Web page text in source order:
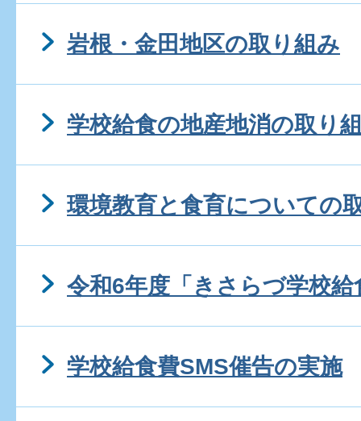
岩根・金田地区の取り組み
学校給食の地産地消の取り
環境教育と食育についての
令和6年度「きさらづ学校
学校給食費SMS催告の実施